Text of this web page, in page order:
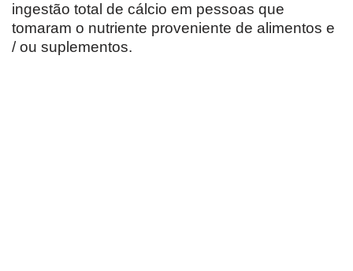
ingestão total de cálcio em pessoas que
tomaram o nutriente proveniente de alimentos e
/ ou suplementos.